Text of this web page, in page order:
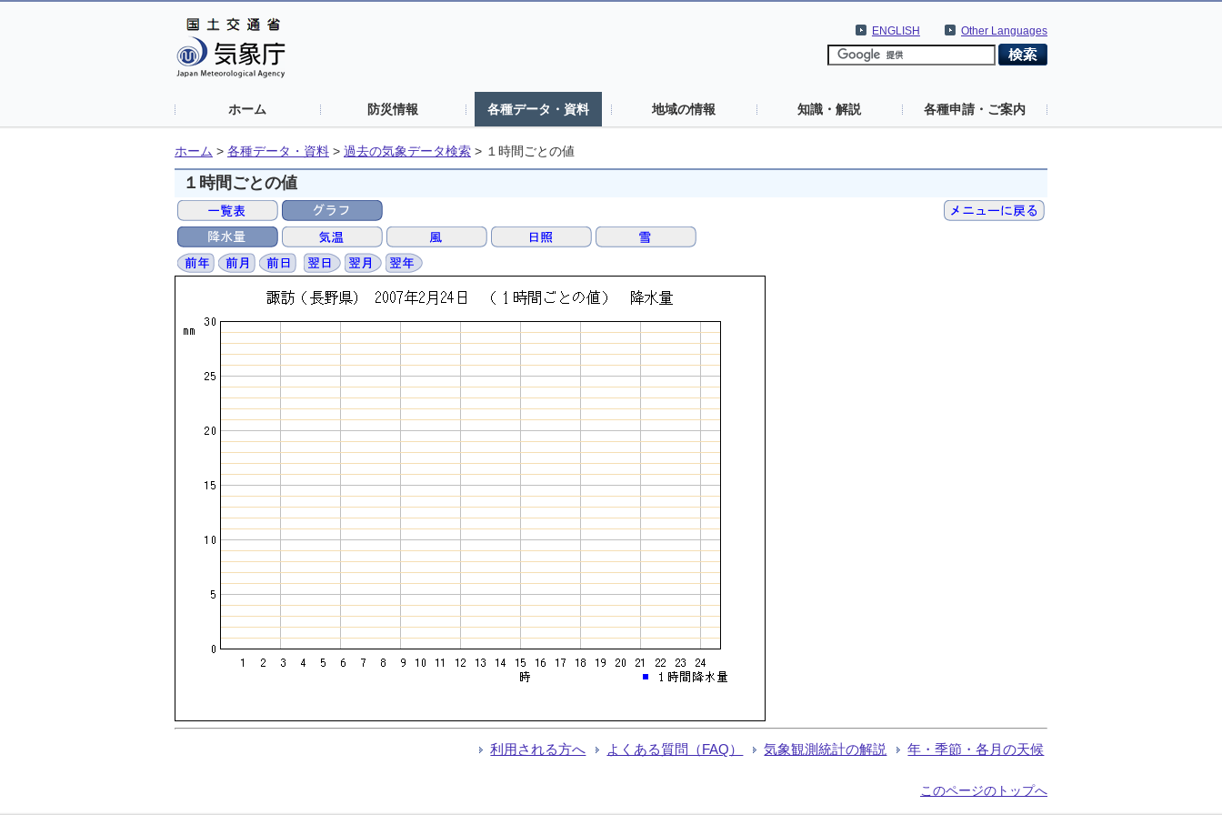
Other Languages
ENGLISH
ホーム 防災情報 各種データ・資料 地域の情報 知識・解説 各種申請・ご案内
ホーム > 各種データ・資料 > 過去の気象データ検索 > １時間ごとの値
１時間ごとの値
利用される方へ よくある質問（FAQ） 気象観測統計の解説 年・季節・各月の天候
このページのトップへ